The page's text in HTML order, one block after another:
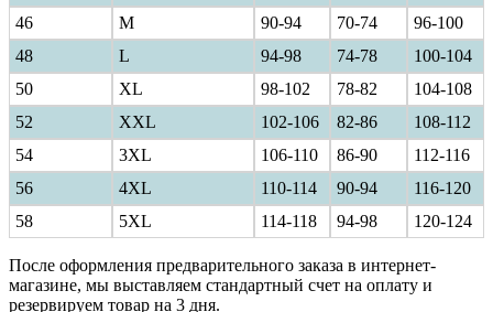
46
M 90-94 70-74
96-100
48
L 94-98 74-78
100-104
50
XL 98-102 78-82
104-108
52
XXL 102-106 82-86
108-112
54
3XL 106-110 86-90
112-116
56
4XL 110-114 90-94
116-120
58
5XL 114-118 94-98 120-124
После оформления предварительного заказа в интернет-
магазине, мы выставляем стандартный счет на оплату и
резервируем товар на 3 дня.